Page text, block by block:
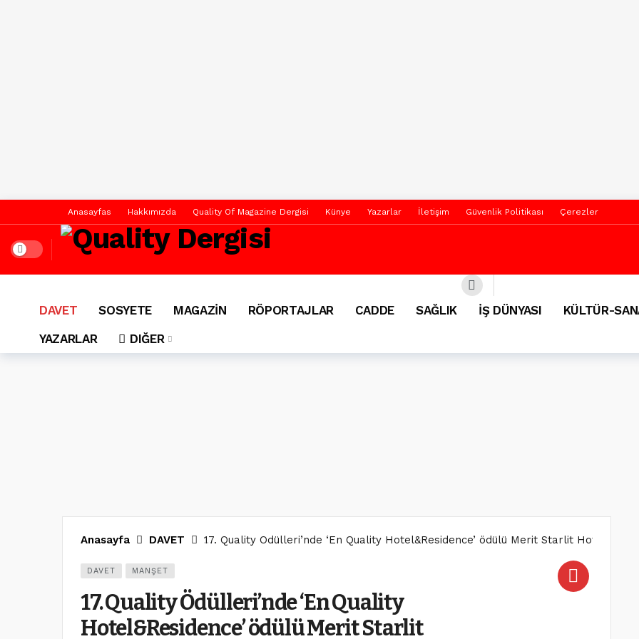
Anasayfas Hakkımızda Quality Of Magazine Dergisi Künye Yazarlar İletişim Güvenlik Politikası Çerezler
Dark mode
DAVET SOSYETE MAGAZİN RÖPORTAJLAR CADDE SAĞLIK İŞ DÜNYASI KÜLTÜR-
YAZARLAR
DIĞER
Anasayfa DAVET 17. Quality Ödülleri’nde ‘En Quality Hotel&Residence’ ödülü Merit Starlit
DAVET MANŞET
17. Quality Ödülleri’nde ‘En Quality
Hotel&Residence’ ödülü Merit Starlit